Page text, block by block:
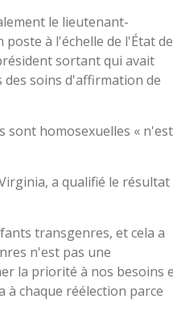
le lieutenant-
à l'échelle de l'État
sortant qui avait
soins d'affirmation de
sont homosexuelles « n'est
a qualifié le résultat
transgenres, et cela a
n'est pas une
la priorité à nos besoins
à chaque réélection parce